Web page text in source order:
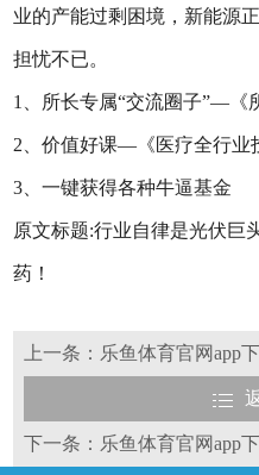
业的产能过剩困境，新能源
担忧不已。
1、所长专属“交流圈子”—《
2、价值好课—《医疗全行业
3、一键获得各种牛逼基金
原文标题:行业自律是光伏巨
药！